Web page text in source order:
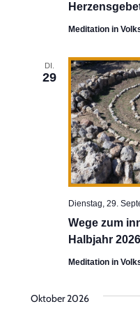
Meditation in
DI.
29
Wege zum
Halbjahr 2026
Dienstag, 29.
Meditation in
Oktober 2026